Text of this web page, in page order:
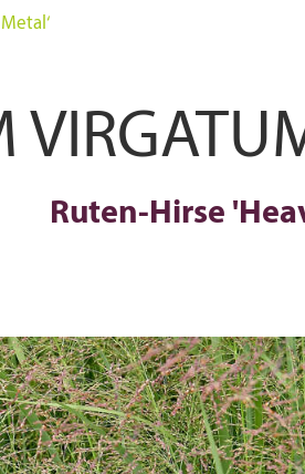
Ruten-Hirse